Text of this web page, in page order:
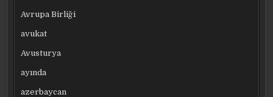
Avrupa Birliği
avukat
Avusturya
ayında
azerbaycan